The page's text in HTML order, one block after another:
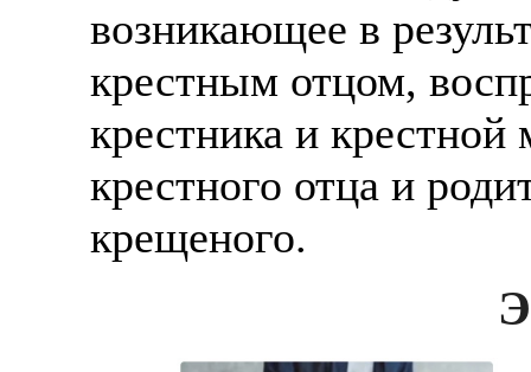
возникающее в
крестным отцом,
крестника и
крестного отца и
крещеного.